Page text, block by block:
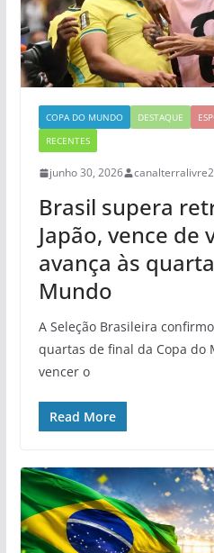
COPA DO MUNDO DESTAQUE
RECENTES
junho 30, 2026
Brasil supera
Japão, vence de
avança às
Mundo
A Seleção Brasileira
quartas de final da Copa do
vencer o
Read More